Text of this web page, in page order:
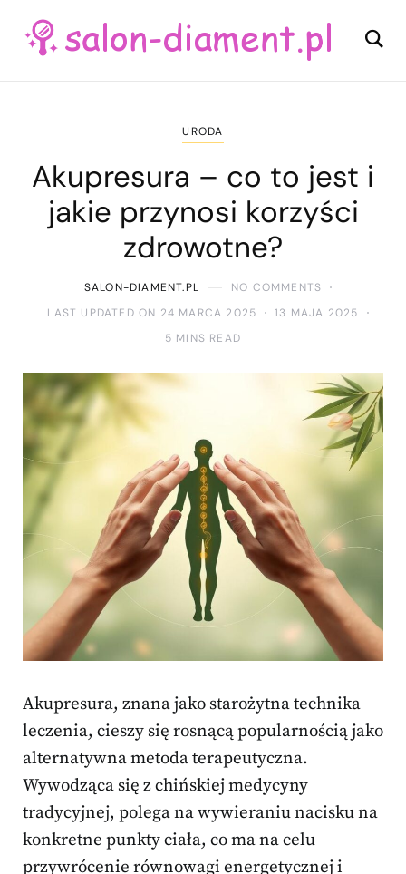
URODA
Akupresura – co to jest i
jakie przynosi korzyści
zdrowotne?
SALON-DIAMENT.PL
NO COMMENTS
LAST UPDATED ON 24 MARCA 2025
13 MAJA 2025
5 MINS READ
Akupresura, znana jako starożytna technika
leczenia, cieszy się rosnącą popularnością jako
alternatywna metoda terapeutyczna.
Wywodząca się z chińskiej medycyny
tradycyjnej, polega na wywieraniu nacisku na
konkretne punkty ciała, co ma na celu
przywrócenie równowagi energetycznej i